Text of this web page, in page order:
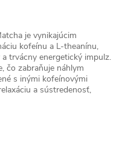
je vynikajúcim
kofeínu a L-theanínu,
trvácny energetický impulz.
čo zabraňuje náhlym
s inými kofeínovými
a sústredenosť,